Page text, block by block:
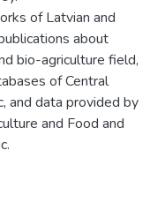
of Latvian and
about
bio-agriculture field,
of Central
and data provided by
and Food and